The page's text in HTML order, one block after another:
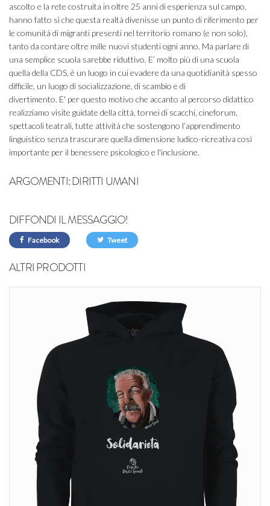
ascolto e la rete costruita in oltre 25 anni di esperienza sul campo,
hanno fatto sì che questa realtà divenisse un punto di riferimento per
le comunità di migranti presenti nel territorio romano (e non solo),
tanto da contare oltre mille nuovi studenti ogni anno. Ma parlare di
una semplice scuola sarebbe riduttivo. E’ molto più di una scuola
quella della CDS, è un luogo in cui evadere da una quotidianità spesso
difficile, un luogo di socializzazione, di scambio e di
divertimento. E' per questo motivo che accanto al percorso didattico
realizziamo visite guidate della città, tornei di scacchi, cineforum,
spettacoli teatrali, tutte attività che sostengono l’apprendimento
linguistico senza trascurare quella dimensione ludico-ricreativa così
importante per il benessere psicologico e l'inclusione.
ARGOMENTI:DIRITTI UMANI
DIFFONDI IL MESSAGGIO!
Facebook Tweet
ALTRI PRODOTTI